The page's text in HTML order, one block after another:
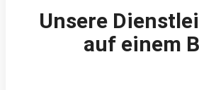
Unsere
auf einem